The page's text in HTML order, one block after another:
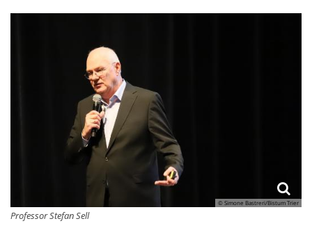
© Simone Bastreri/Bistum Trier
Professor Stefan Sell